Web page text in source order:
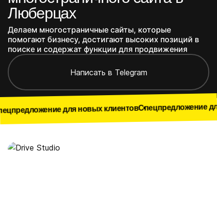
Люберцах
Делаем многостраничные сайты, которые
помогают бизнесу, достигают высоких позиций в
поиске и содержат функции для продвижения
Написать в Telegram
для новых клиентовСпецпредложение для новых
Наши работы